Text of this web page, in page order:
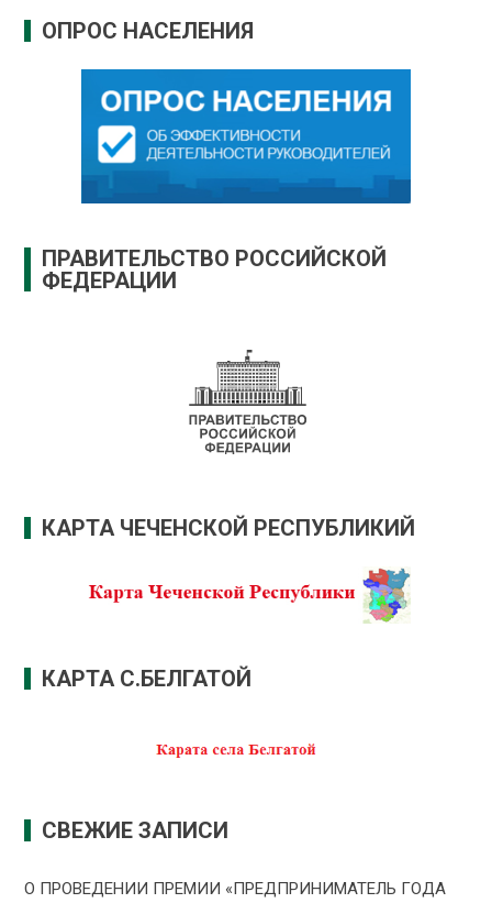
ОПРОС НАСЕЛЕНИЯ
ПРАВИТЕЛЬСТВО РОССИЙСКОЙ
ФЕДЕРАЦИИ
КАРТА ЧЕЧЕНСКОЙ РЕСПУБЛИКИЙ
КАРТА С.БЕЛГАТОЙ
СВЕЖИЕ ЗАПИСИ
О ПРОВЕДЕНИИ ПРЕMИИ «ПРЕДПРИНИМАТЕЛЬ ГОДА